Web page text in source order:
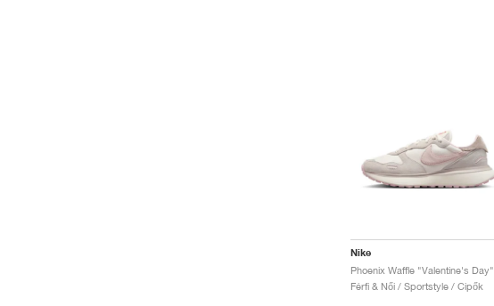
Nike
Phoenix Waffle "Valentine's Day"
Férfi & Női / Sportstyle / Cipők